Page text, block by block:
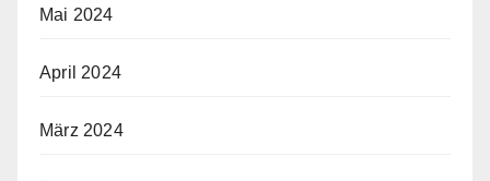
Mai 2024
April 2024
März 2024